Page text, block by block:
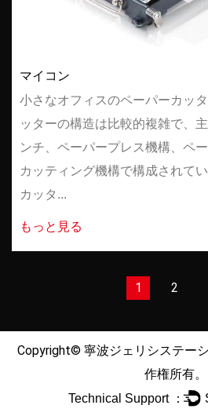
マイコン
小さなオフィスのペーパーカッ
ッターの構造は比較的複雑で、
ンチ、ペーパープレス機構、ペ
カッティング機構で構成されて
カッタ...
もっと見る
1 2
Copyright© 寧波ジェリシステー
作権所有。
Technical Support ：